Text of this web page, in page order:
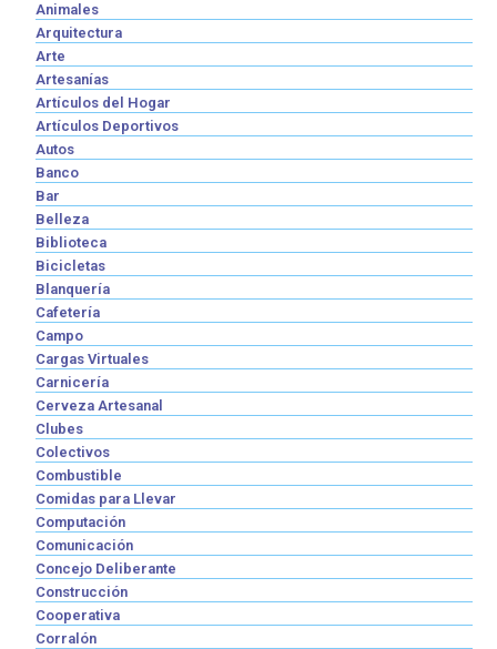
Animales
Arquitectura
Arte
Artesanías
Artículos del Hogar
Artículos Deportivos
Autos
Banco
Bar
Belleza
Biblioteca
Bicicletas
Blanquería
Cafetería
Campo
Cargas Virtuales
Carnicería
Cerveza Artesanal
Clubes
Colectivos
Combustible
Comidas para Llevar
Computación
Comunicación
Concejo Deliberante
Construcción
Cooperativa
Corralón